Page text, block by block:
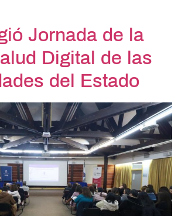
Jornada de la
Digital de las
del Estado